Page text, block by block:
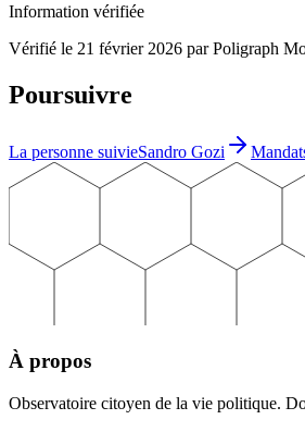
Information vérifiée
Vérifié le 21 février 2026 par Poligraph
Poursuivre
La personne suivieSandro Gozi
À propos
Observatoire citoyen de la vie politique.